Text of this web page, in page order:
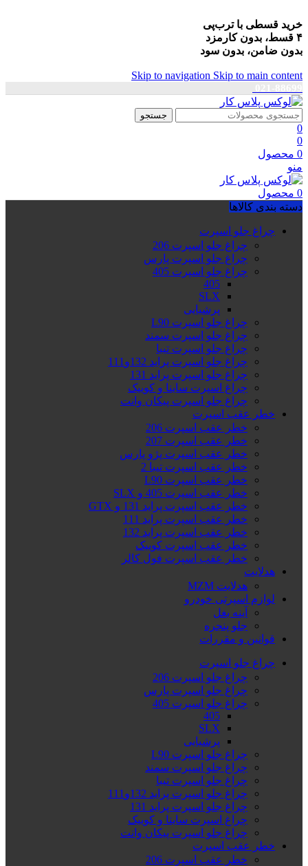
خرید قسطی با ترب‌پی
۴ قسط، بدون کارمزد
بدون ضامن، بدون سود
Skip to navigation Skip to main content
جستجو
0
0
0 محصول
منو
0 محصول
دسته بندی کالاها
چراغ جلو اسپرت
چراغ جلو اسپرت 206
چراغ جلو اسپرت پارس
چراغ جلو اسپرت 405
405
SLX
پرشیایی
چراغ جلو اسپرت L90
چراغ جلو اسپرت سمند
چراغ جلو اسپرت تیبا
چراغ جلو اسپرت پراید 132و111
چراغ جلو اسپرت پراید 131
چراغ اسپرت ساینا و کوییک
چراغ جلو اسپرت پیکان وانت
خطر عقب اسپرت
خطر عقب اسپرت 206
خطر عقب اسپرت 207
خطر عقب اسپرت پژو پارس
خطر عقب اسپرت تیبا 2
خطر عقب اسپرت L90
خطر عقب اسپرت 405 و SLX
خطر عقب اسپرت پراید 131 و GTX
خطر عقب اسپرت پراید 111
خطر عقب اسپرت پراید 132
خطر عقب اسپرت کوییک
خطر عقب اسپرت فول کالر
هدلایت
هدلایت MZM
لوازم اسپرتی خودرو
آینه بغل
جلو پنجره
قوانین و مقررات
چراغ جلو اسپرت
چراغ جلو اسپرت 206
چراغ جلو اسپرت پارس
چراغ جلو اسپرت 405
405
SLX
پرشیایی
چراغ جلو اسپرت L90
چراغ جلو اسپرت سمند
چراغ جلو اسپرت تیبا
چراغ جلو اسپرت پراید 132و111
چراغ جلو اسپرت پراید 131
چراغ اسپرت ساینا و کوییک
چراغ جلو اسپرت پیکان وانت
خطر عقب اسپرت
خطر عقب اسپرت 206